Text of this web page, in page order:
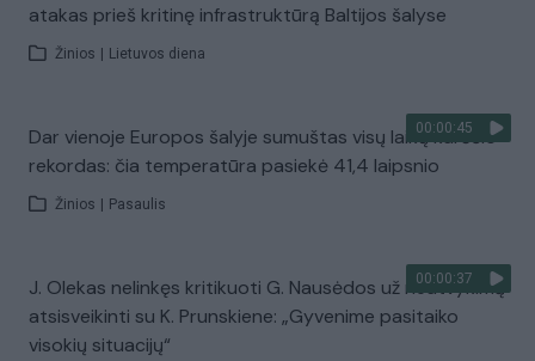
atakas prieš kritinę infrastruktūrą Baltijos šalyse
Žinios Lietuvos diena
00:00:45
Dar vienoje Europos šalyje sumuštas visų laikų karščio
rekordas: čia temperatūra pasiekė 41,4 laipsnio
Žinios Pasaulis
00:00:37
J. Olekas nelinkęs kritikuoti G. Nausėdos už neatvykimą
atsisveikinti su K. Prunskiene: „Gyvenime pasitaiko
visokių situacijų“